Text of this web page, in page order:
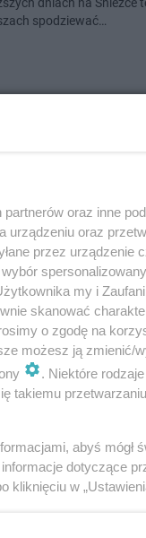
spodziewać…
to na Śnieżce
tam ponad m…
pierwszy
nie spodziewali się
powi…
oraz inne
urządzeniu oraz
przez urządzenie
my i
skanować
o zgodę na
możesz ją
. Niektóre
takiemu
abyś
dotyczące
kliknięciu w